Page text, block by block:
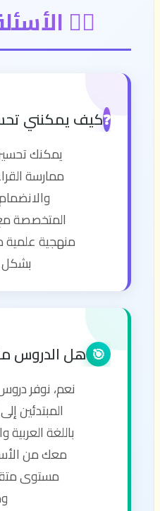
🙋‍♂️
❓كيف يمكنني
يمكنك
ممارسة
والانضمام
المتخصصة
منهجية
🎯 هل الدروس
نعم، نوفر
المبتدئين
باللغة العربية
معك من
مستوى